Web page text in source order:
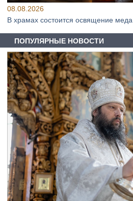
08.08.2026
В храмах состоится освящение меда
ПОПУЛЯРНЫЕ НОВОСТИ